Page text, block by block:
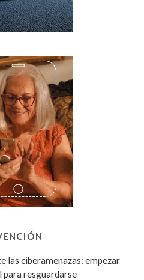
las ciberamenazas: empezar
para resguardarse